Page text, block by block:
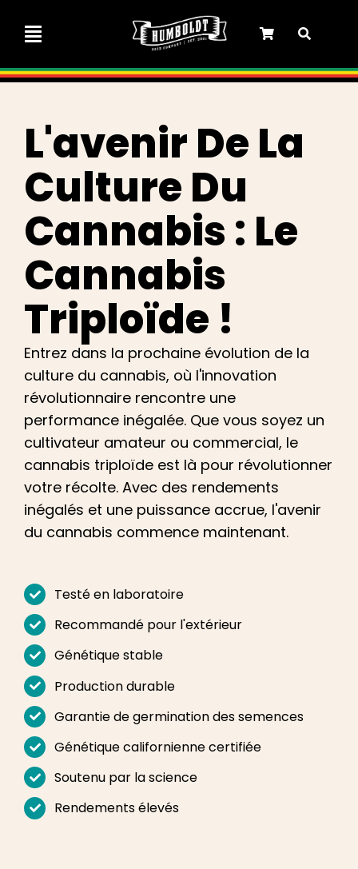
Toggle
Navigation
Semences féminisées
Graines Autoflower
Graines de jardin
Apprendre
Presse
A propos de
Chasse au phéno
Contact
Boutique
Français
Recherche
de
:
L'avenir De La
Culture Du
Cannabis : Le
Cannabis
Triploïde !
Entrez dans la prochaine évolution de la
culture du cannabis, où l'innovation
révolutionnaire rencontre une
performance inégalée. Que vous soyez un
cultivateur amateur ou commercial, le
cannabis triploïde est là pour révolutionner
votre récolte. Avec des rendements
inégalés et une puissance accrue, l'avenir
du cannabis commence maintenant.
Testé en laboratoire
Recommandé pour l'extérieur
Génétique stable
Production durable
Garantie de germination des semences
Génétique californienne certifiée
Soutenu par la science
Rendements élevés